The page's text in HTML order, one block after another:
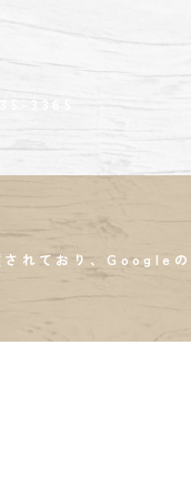
3365
れており、Googleの